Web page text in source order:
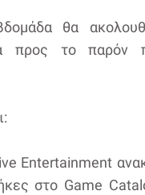
θα
προς το παρόν
Entertainment
στο Game